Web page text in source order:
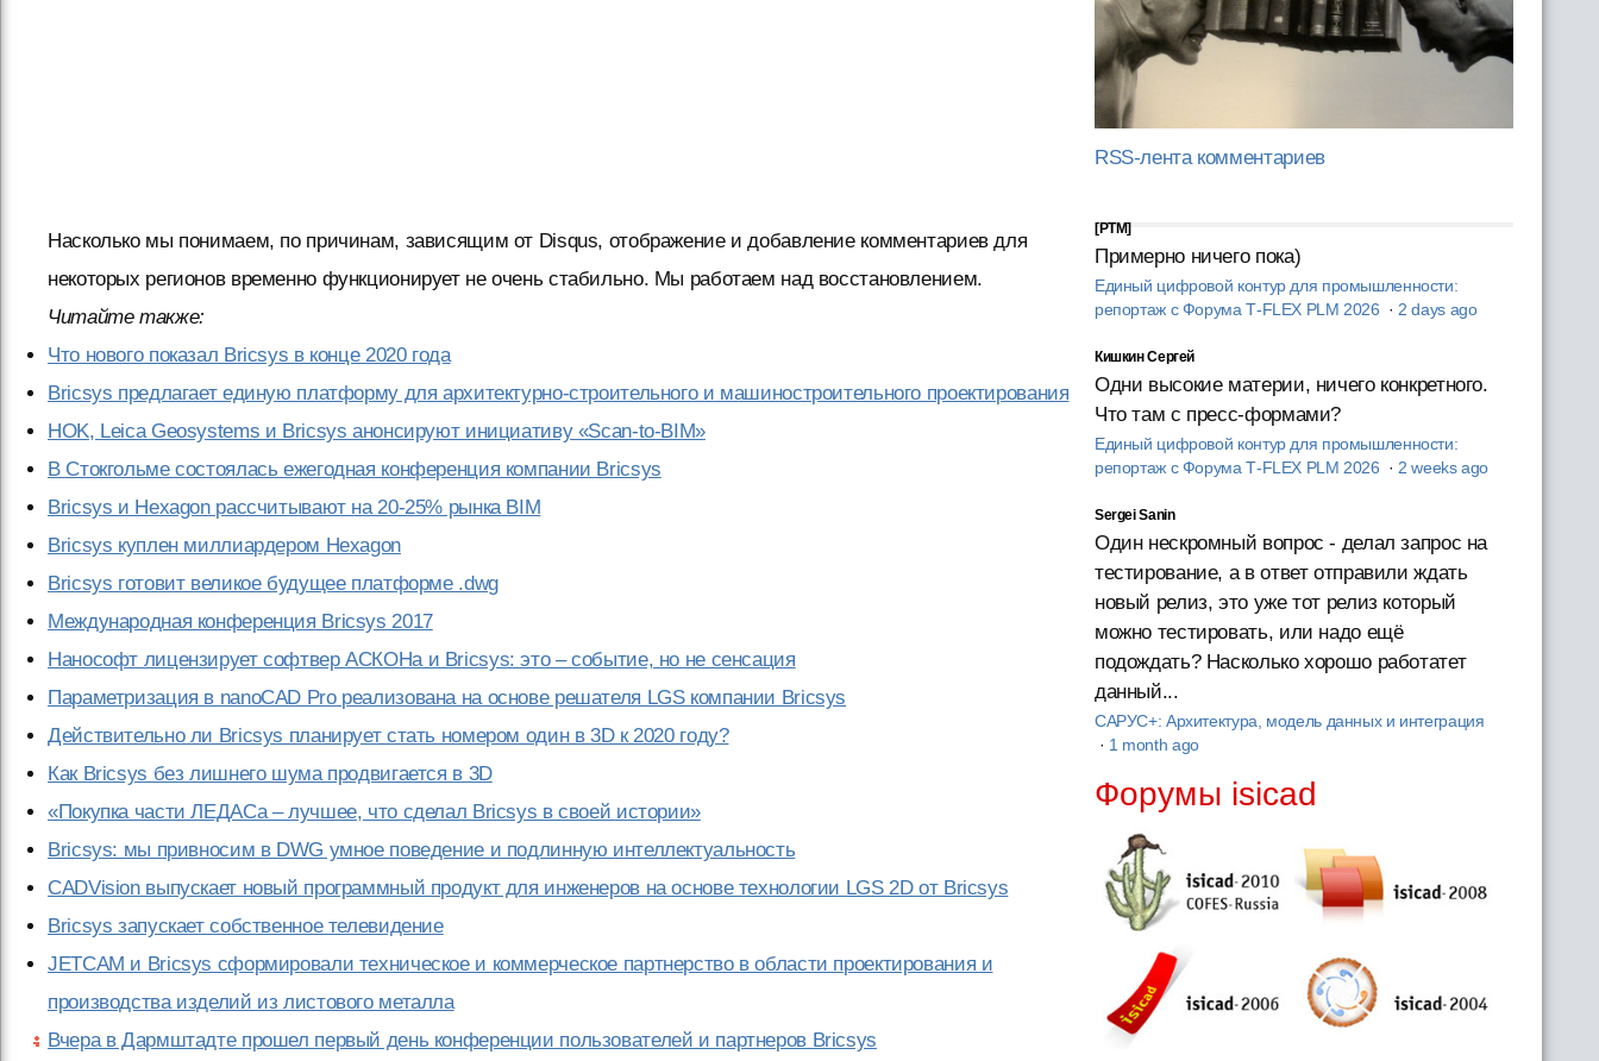
Насколько мы понимаем, по причинам, зависящим от Disqus, отображение и добавление комментариев для
некоторых регионов временно функционирует не очень стабильно. Мы работаем над восстановлением.
Читайте также:
Что нового показал Bricsys в конце 2020 года
Bricsys предлагает единую платформу для архитектурно-строительного и машиностроительного проектирования
HOK, Leica Geosystems и Bricsys анонсируют инициативу «Scan-to-BIM»
В Стокгольме состоялась ежегодная конференция компании Bricsys
Bricsys и Hexagon рассчитывают на 20-25% рынка BIM
Bricsys куплен миллиардером Hexagon
Bricsys готовит великое будущее платформе .dwg
Международная конференция Bricsys 2017
Нанософт лицензирует софтвер АСКОНа и Bricsys: это – событие, но не сенсация
Параметризация в nanoCAD Pro реализована на основе решателя LGS компании Bricsys
Действительно ли Bricsys планирует стать номером один в 3D к 2020 году?
Как Bricsys без лишнего шума продвигается в 3D
«Покупка части ЛЕДАСа – лучшее, что сделал Bricsys в своей истории»
Bricsys: мы привносим в DWG умное поведение и подлинную интеллектуальность
CADVision выпускает новый программный продукт для инженеров на основе технологии LGS 2D от Bricsys
Bricsys запускает собственное телевидение
JETCAM и Bricsys сформировали техническое и коммерческое партнерство в области проектирования и
производства изделий из листового металла
Вчера в Дармштадте прошел первый день конференции пользователей и партнеров Bricsys
RSS-лента комментариев
[PTM]
Примерно ничего пока)
Единый цифровой контур для промышленности:
репортаж с Форума T‑FLEX PLM 2026 · 2 days ago
Кишкин Сергей
Одни высокие материи, ничего конкретного.
Что там с пресс-формами?
Единый цифровой контур для промышленности:
репортаж с Форума T‑FLEX PLM 2026 · 2 weeks ago
Sergei Sanin
Один нескромный вопрос - делал запрос на
тестирование, а в ответ отправили ждать
новый релиз, это уже тот релиз который
можно тестировать, или надо ещё
подождать? Насколько хорошо работатет
данный...
САРУС+: Архитектура, модель данных и интеграция
· 1 month ago
Форумы isicad